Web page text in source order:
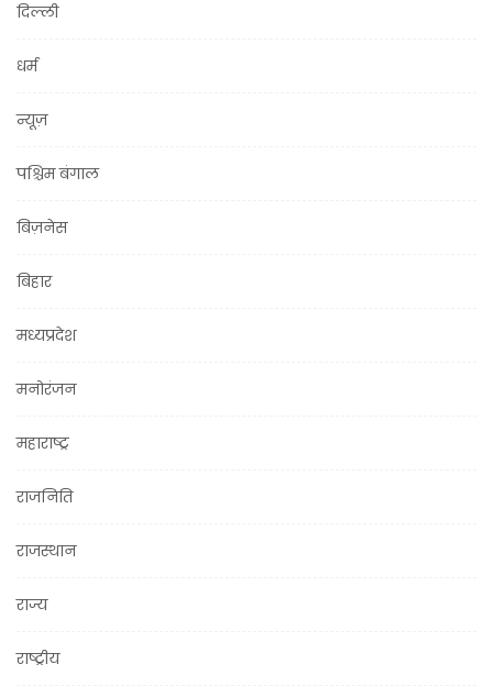
दिल्ली
धर्म
न्यूज़
पश्चिम बंगाल
बिज़नेस
बिहार
मध्यप्रदेश
मनोरंजन
महाराष्ट्र
राजनिति
राजस्थान
राज्य
राष्ट्रीय